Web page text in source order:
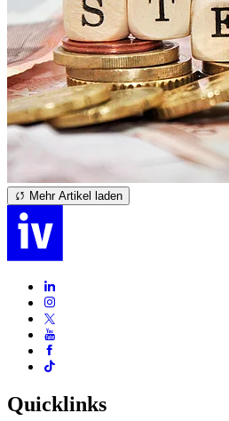
Mehr Artikel laden
Quicklinks